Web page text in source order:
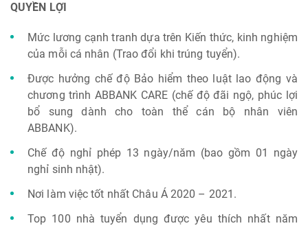
QUYỀN LỢI
Mức lương cạnh tranh dựa trên Kiến thức, kinh nghiệm
của mỗi cá nhân (Trao đổi khi trúng tuyển).
Được hưởng chế độ Bảo hiểm theo luật lao động và
chương trình ABBANK CARE (chế độ đãi ngộ, phúc lợi
bổ sung dành cho toàn thể cán bộ nhân viên
ABBANK).
Chế độ nghỉ phép 13 ngày/năm (bao gồm 01 ngày
nghỉ sinh nhật).
Nơi làm việc tốt nhất Châu Á 2020 – 2021.
Top 100 nhà tuyển dụng được yêu thích nhất năm